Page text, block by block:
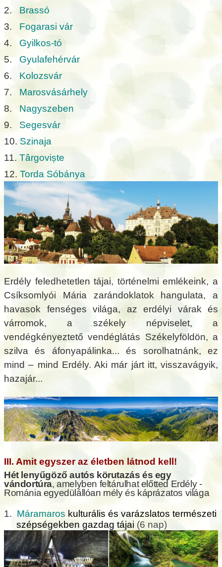
2.
Brassó
3.
Fogarasi vár
4.
Gyilkos-tó
5.
Gyulafehérvár
6.
Kolozsvár
7.
Marosvásárhely
8.
Nagyszeben
9.
Segesvár
10. Szinaja
11. Târgoviște
12. Torda Sóbánya
Erdély feledhetetlen tájai, történelmi emlékeink, a
Csíksomlyói Mária zarándoklatok hangulata, a
havasok fenséges világa, az erdélyi várak és
várromok, a székely népviselet, a
vendégkényeztető vendéglátás Székelyföldön, a
szilva és áfonyapálinka... és sorolhatnánk, ez
mind – mind Erdély. Aki már járt itt, visszavágyik,
hazajár...
III. Amit egyszer az életben látnod kell!
Hét lenyűgöző autós körutazás és egy
vándortúra, amelyben feltárulhat előtted Erdély -
Románia egyedülállóan mély és káprázatos világa
1. Máramaros kulturális és varázslatos természeti
szépségekben gazdag tájai (6 nap)